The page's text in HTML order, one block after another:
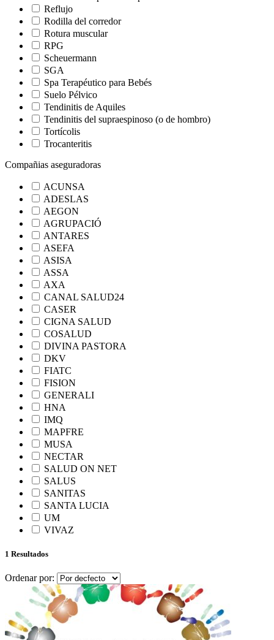
Reflujo
Rodilla del corredor
Rotura muscular
RPG
Scheuermann
SGA
Spa Terapéutico para Bebés
Suelo Pélvico
Tendinitis de Aquiles
Tendinitis del supraespinoso (o de hombro)
Tortícolis
Trocanteritis
Compañias aseguradoras
ACUNSA
ADESLAS
AEGON
AGRUPACIÓ
ANTARES
ASEFA
ASISA
ASSA
AXA
CANAL SALUD24
CASER
CIGNA SALUD
COSALUD
DIVINA PASTORA
DKV
FIATC
FISION
GENERALI
HNA
IMQ
MAPFRE
MUSA
NECTAR
SALUD ON NET
SALUS
SANITAS
SANTA LUCIA
UM
VIVAZ
1 Resultados
Ordenar por: